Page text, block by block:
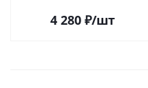
4 280 ₽/шт